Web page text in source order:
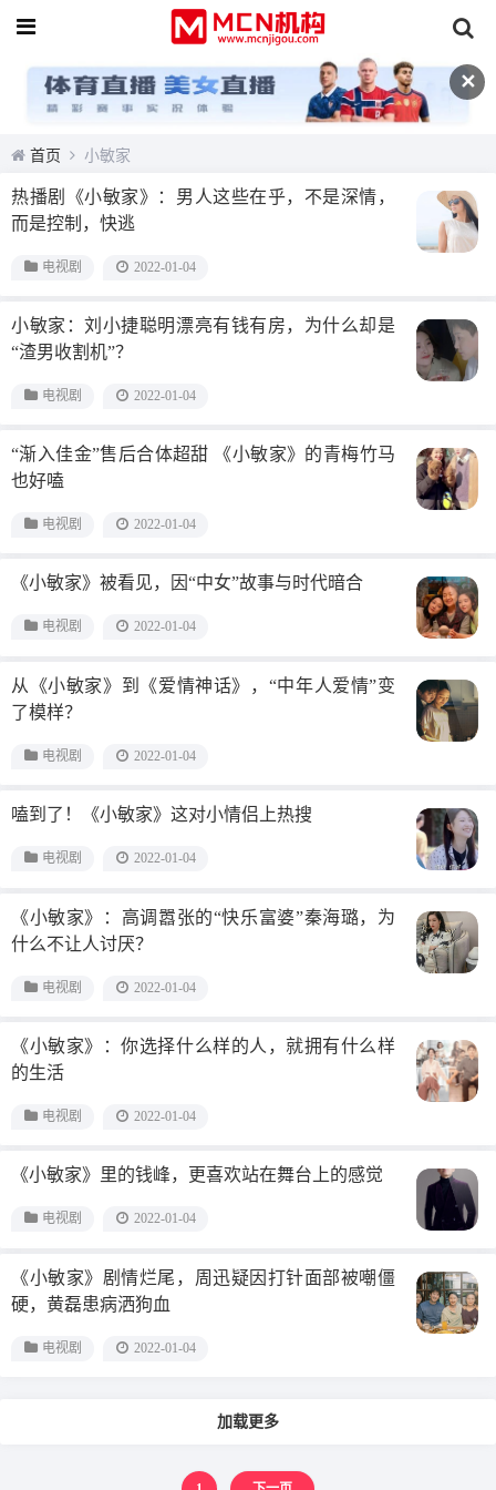
✕
首页 小敏家
热播剧《小敏家》：男人这些在乎，不是深情，
而是控制，快逃
电视剧 2022-01-04
小敏家：刘小捷聪明漂亮有钱有房，为什么却是
“渣男收割机”？
电视剧 2022-01-04
“渐入佳金”售后合体超甜 《小敏家》的青梅竹马
也好嗑
电视剧 2022-01-04
《小敏家》被看见，因“中女”故事与时代暗合
电视剧 2022-01-04
从《小敏家》到《爱情神话》，“中年人爱情”变
了模样？
电视剧 2022-01-04
嗑到了！《小敏家》这对小情侣上热搜
电视剧 2022-01-04
《小敏家》：高调嚣张的“快乐富婆”秦海璐，为
什么不让人讨厌？
电视剧 2022-01-04
《小敏家》：你选择什么样的人，就拥有什么样
的生活
电视剧 2022-01-04
《小敏家》里的钱峰，更喜欢站在舞台上的感觉
电视剧 2022-01-04
《小敏家》剧情烂尾，周迅疑因打针面部被嘲僵
硬，黄磊患病洒狗血
电视剧 2022-01-04
加载更多